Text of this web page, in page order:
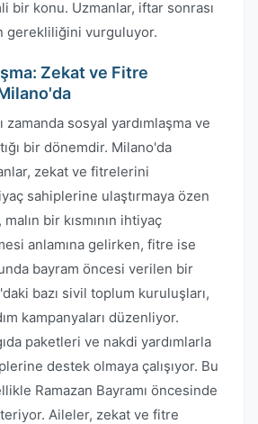
bir konu. Uzmanlar, iftar sonrası
gerekliliğini vurguluyor.
Zekat ve Fitre
zamanda sosyal yardımlaşma ve
bir dönemdir. Milano'da
zekat ve fitrelerini
sahiplerine ulaştırmaya özen
bir kısmının ihtiyaç
anlamına gelirken, fitre ise
bayram öncesi verilen bir
bazı sivil toplum kuruluşları,
kampanyaları düzenliyor.
paketleri ve nakdi yardımlarla
destek olmaya çalışıyor. Bu
Ramazan Bayramı öncesinde
Aileler, zekat ve fitre